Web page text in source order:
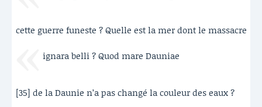
cette guerre funeste ? Quelle est la mer dont le massacre
ignara belli ? Quod mare Dauniae
[35] de la Daunie n’a pas changé la couleur des eaux ?